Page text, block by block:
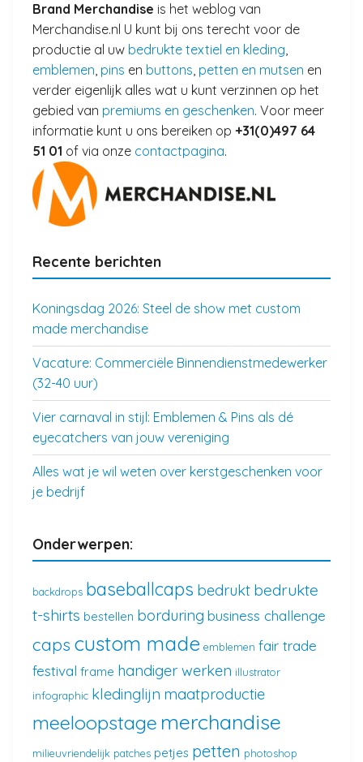
Brand Merchandise is het weblog van
Merchandise.nl U kunt bij ons terecht voor de
productie al uw bedrukte textiel en kleding,
emblemen, pins en buttons, petten en mutsen en
verder eigenlijk alles wat u kunt verzinnen op het
gebied van premiums en geschenken. Voor meer
informatie kunt u ons bereiken op +31(0)497 64
51 01 of via onze contactpagina.
Recente berichten
Koningsdag 2026: Steel de show met custom
made merchandise
Vacature: Commerciële Binnendienstmedewerker
(32-40 uur)
Vier carnaval in stijl: Emblemen & Pins als dé
eyecatchers van jouw vereniging
Alles wat je wil weten over kerstgeschenken voor
je bedrijf
Onderwerpen:
backdrops baseballcaps bedrukt bedrukte
t-shirts bestellen borduring business challenge
caps custom made emblemen fair trade
festival frame handiger werken illustrator
infographic kledinglijn maatproductie
meeloopstage merchandise
milieuvriendelijk patches petjes petten photoshop